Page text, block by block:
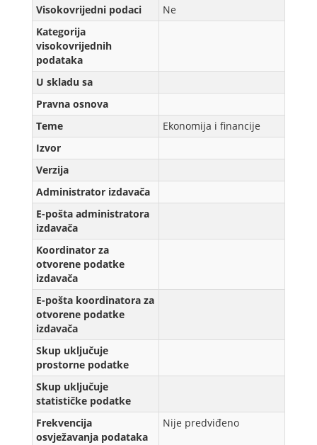
Visokovrijedni podaci
Ne
Kategorija
visokovrijednih
podataka
U skladu sa
Pravna osnova
Teme
Ekonomija i financije
Izvor
Verzijа
Administrator izdavača
E-pošta administratora
izdavača
Koordinator za
otvorene podatke
izdavača
E-pošta koordinatora za
otvorene podatke
izdavača
Skup uključuje
prostorne podatke
Skup uključuje
statističke podatke
Frekvencija
osvježavanja podataka
Nije predviđeno